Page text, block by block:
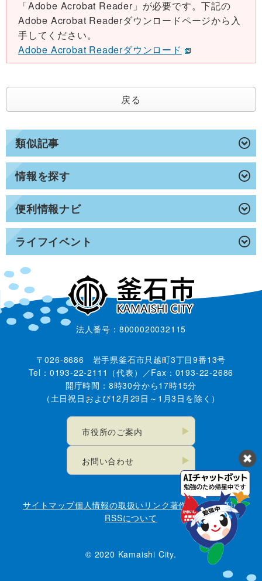
類似記事
情報を探す
便利情報ナビ
ライフイベント
「Adobe Acrobat Reader」が必要です。下記の
Adobe Acrobat Readerダウンロードページから入
手してください。
Adobe Acrobat Readerダウンロード
戻る
法人番号：8000020032115
〒026-8686 岩手県釜石市只越町3丁目9番13号
Tel：0193-22-2111（代表）／Fax：0193-22-2686
開庁時間：8時30分から17時15分
（土日祝日および12月29日～1月3日を除く）
市役所のご案内
お問い合わせ
サイトマップ個人情報の取扱い リンク著作権・免責事項
RSSについて
© 2020 Kamaishi City.